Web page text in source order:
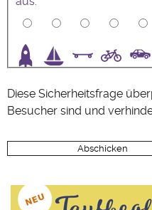
Diese Sicherheitsfrage
Besucher sind und